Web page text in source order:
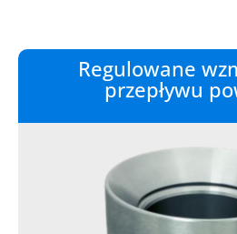
Regulowane
przepływu